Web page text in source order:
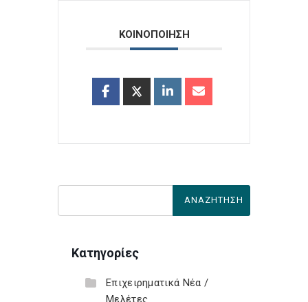
ΚΟΙΝΟΠΟΙΗΣΗ
Κατηγορίες
Επιχειρηματικά Νέα /
Μελέτες